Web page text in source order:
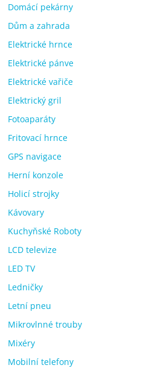
Domácí pekárny
Dům a zahrada
Elektrické hrnce
Elektrické pánve
Elektrické vařiče
Elektrický gril
Fotoaparáty
Fritovací hrnce
GPS navigace
Herní konzole
Holicí strojky
Kávovary
Kuchyňské Roboty
LCD televize
LED TV
Ledničky
Letní pneu
Mikrovlnné trouby
Mixéry
Mobilní telefony